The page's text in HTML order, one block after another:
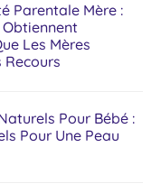
Parentale Mère :
Obtiennent
Les Mères
Recours
Pour Bébé :
Pour Une Peau